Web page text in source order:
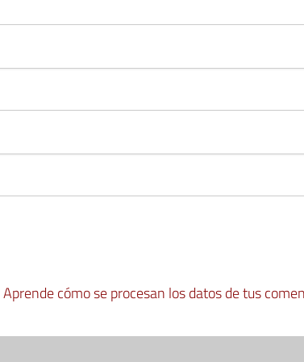
Aprende cómo se procesan los datos de tus